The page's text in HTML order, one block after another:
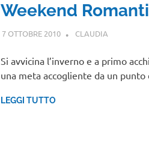
Weekend
7 OTTOBRE 2010 CLAUDIA
Si avvicina l’inverno e a primo
una meta accogliente da un
LEGGI TUTTO